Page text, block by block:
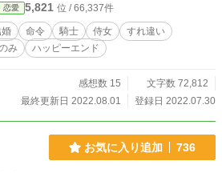
一つ屋根の下だなんてっ!! わたし、どうなっち
ドキしすぎで心臓がもたないっ!!
恋愛 5,821 位 / 66,337件
命令 騎士 侍女
すれ違い
み ハッピーエンド
感想数 15
文字数 72,812
最終更新日 2022.08.01
登録日 2022.07.30
お気に入り追加 736